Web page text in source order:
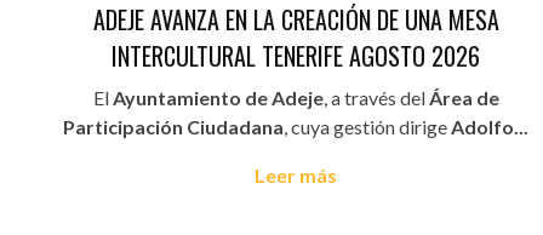
ADEJE AVANZA EN LA CREACIÓN DE UNA MESA
INTERCULTURAL TENERIFE AGOSTO 2026
ElAyuntamiento de Adeje, a través delÁrea de
Participación Ciudadana, cuya gestión dirigeAdolfo...
Leer más